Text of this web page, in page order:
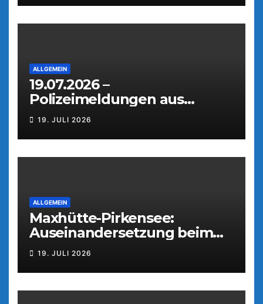
ALLGEMEIN
19.07.2026 –
Polizeimeldungen aus
Weiden
19. JULI 2026
ALLGEMEIN
Maxhütte-Pirkensee:
Auseinandersetzung beim
Parkfest
19. JULI 2026